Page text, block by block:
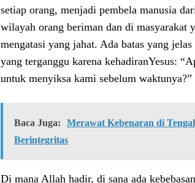
setiap orang, menjadi pembela manusia
wilayah orang beriman dan di masyarakat
mengatasi yang jahat. Ada batas yang
yang terganggu karena kehadiranYesus:
untuk menyiksa kami sebelum
Baca Juga:
Merawat Kebenaran di
Berintegritas
Di mana Allah hadir, di sana ada